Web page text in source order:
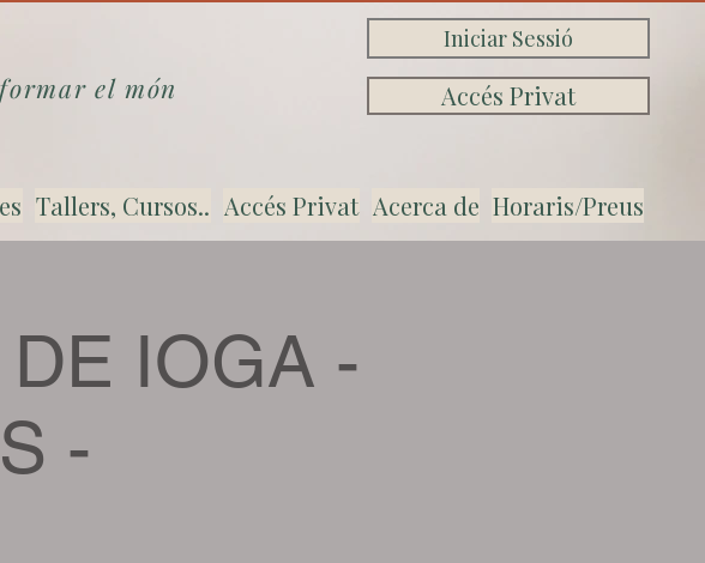
Iniciar Sessió
el món Accés Privat
Tallers, Cursos.. Accés Privat Acerca de Horaris/Preus
IOGA -
-